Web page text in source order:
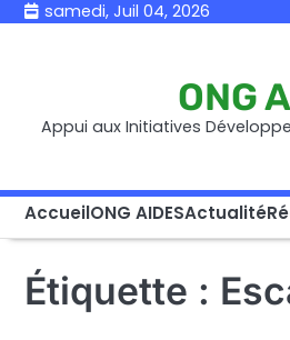
Skip samedi, Juil 04, 2026
ONG
Appui aux Initiatives
AccueilONG AIDESActualité
Étiquette :